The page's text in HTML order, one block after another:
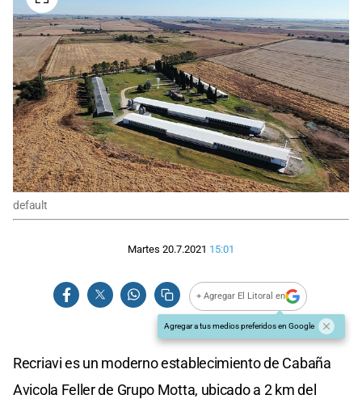
default
Martes 20.7.2021 15:01
+ Agregar El Litoral en
Agregar a tus medios preferidos en Google
Recriavi es un moderno establecimiento de Cabaña
Avicola Feller de Grupo Motta, ubicado a 2 km del